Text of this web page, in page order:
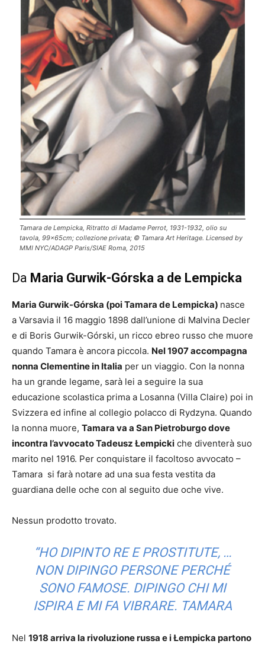
Tamara de Lempicka, Ritratto di Madame Perrot, 1931-1932, olio su
tavola, 99x65cm; collezione privata; © Tamara Art Heritage. Licensed by
MMI NYC/ADAGP Paris/SIAE Roma, 2015
Da Maria Gurwik-Górska a de Lempicka
Maria Gurwik-Górska (poi Tamara de Lempicka) nasce
a Varsavia il 16 maggio 1898 dall’unione di Malvina Decler
e di Boris Gurwik-Górski, un ricco ebreo russo che muore
quando Tamara è ancora piccola. Nel 1907 accompagna
nonna Clementine in Italia per un viaggio. Con la nonna
ha un grande legame, sarà lei a seguire la sua
educazione scolastica prima a Losanna (Villa Claire) poi in
Svizzera ed infine al collegio polacco di Rydzyna. Quando
la nonna muore, Tamara va a San Pietroburgo dove
incontra l’avvocato Tadeusz Łempicki che diventerà suo
marito nel 1916. Per conquistare il facoltoso avvocato –
Tamara si farà notare ad una sua festa vestita da
guardiana delle oche con al seguito due oche vive.
Nessun prodotto trovato.
“HO DIPINTO RE E PROSTITUTE, …
NON DIPINGO PERSONE PERCHÉ
SONO FAMOSE. DIPINGO CHI MI
ISPIRA E MI FA VIBRARE. TAMARA
Nel 1918 arriva la rivoluzione russa e i Łempicka partono